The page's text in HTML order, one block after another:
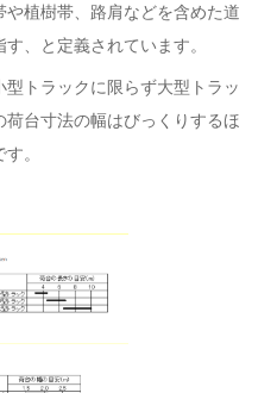
植樹帯、路肩などを含めた道
、と定義されています。
トラックに限らず大型トラッ
台寸法の幅はびっくりするほ
。